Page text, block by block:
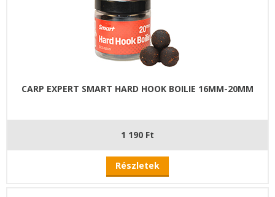
CARP EXPERT SMART HARD HOOK BOILIE 16MM-20MM
1 190 Ft
Részletek